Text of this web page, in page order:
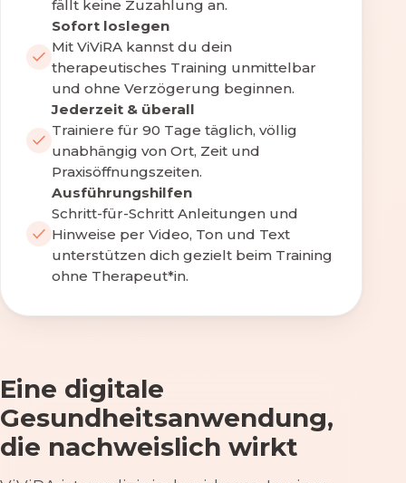
fällt keine Zuzahlung an.
Sofort loslegen
Mit ViViRA kannst du dein
therapeutisches Training unmittelbar
und ohne Verzögerung beginnen.
Jederzeit & überall
Trainiere für 90 Tage täglich, völlig
unabhängig von Ort, Zeit und
Praxisöffnungszeiten.
Ausführungshilfen
Schritt-für-Schritt Anleitungen und
Hinweise per Video, Ton und Text
unterstützen dich gezielt beim Training
ohne Therapeut*in.
Eine digitale
Gesundheitsanwendung,
die nachweislich wirkt